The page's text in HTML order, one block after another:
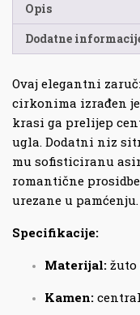
Opis
Dodatne
Ovaj elegantni
cirkonima izrađen
krasi ga prelijep
ugla. Dodatni niz
mu sofisticiranu
romantične
urezane u pamćenju.
Specifikacije:
Materijal: žuto
Kamen: